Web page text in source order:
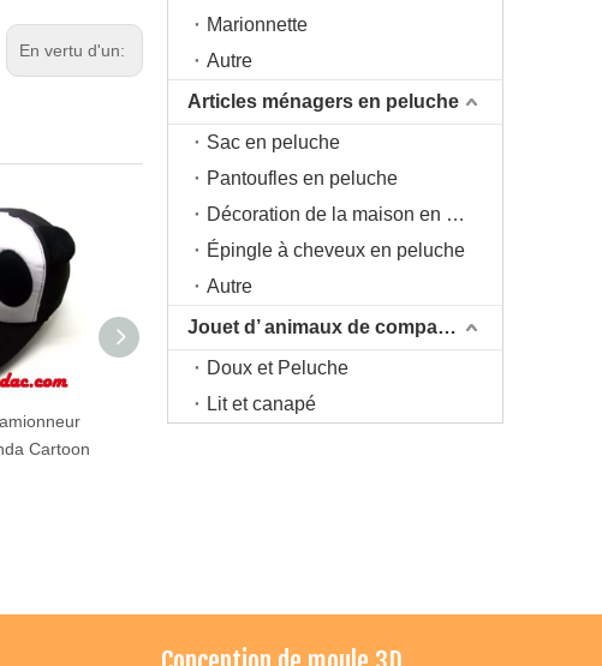
En vertu d'un:
Cartoon
Casquette d'animal de style
Casquette d'été en filet
Marionnette
Autre
Articles ménagers en peluche
Sac en peluche
Pantoufles en peluche
Décoration de la maison en peluche
Épingle à cheveux en peluche
Autre
Jouet d’ animaux de compagnie
Doux et Peluche
Lit et canapé